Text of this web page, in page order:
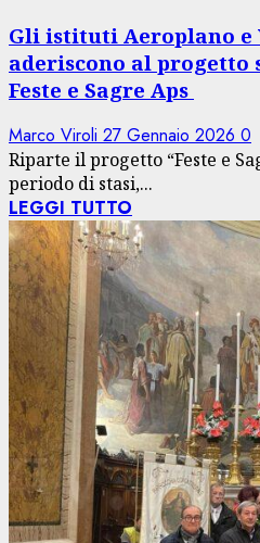
Gli istituti Aeroplano
aderiscono al progetto
Feste e Sagre Aps
Marco Viroli 27 Gennaio 2026 0
Riparte il progetto “Feste e
periodo di stasi,...
LEGGI TUTTO